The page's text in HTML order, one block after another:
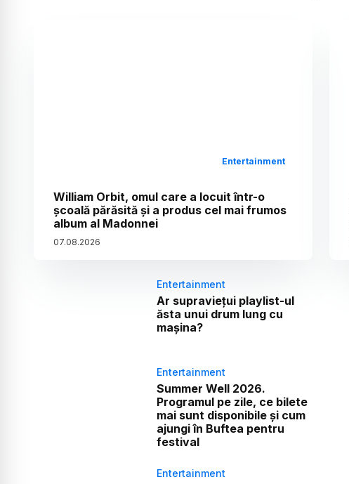
Entertainment
William Orbit, omul care a locuit într-o
școală părăsită și a produs cel mai frumos
album al Madonnei
07.08.2026
Entertainment
Ar supraviețui playlist-ul
ăsta unui drum lung cu
mașina?
Entertainment
Summer Well 2026.
Programul pe zile, ce bilete
mai sunt disponibile și cum
ajungi în Buftea pentru
festival
Entertainment